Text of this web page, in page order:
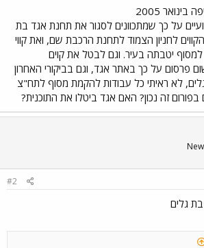
2005
על כך שמתכוונים לסגור את תחנת אגד בת
לחניון הצמוד לתחנת הרכבת שם, ואת קווי
יטבתה בעיר. וגם לבטל את קוים
אין שום פרסום על כך באתר אגד, וגם בביקורי האחרון
לא ראיתי כל עבודות להקמת מסוף לתח"צ
זה נכון? האם אגד ביטלו את התוכנית?
#2
גלים